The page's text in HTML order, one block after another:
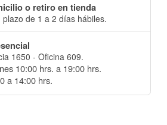
o retiro en tienda
plazo de 1 a 2 días hábiles.
1650 - Oficina 609.
10:00 hrs. a 19:00 hrs.
a 14:00 hrs.